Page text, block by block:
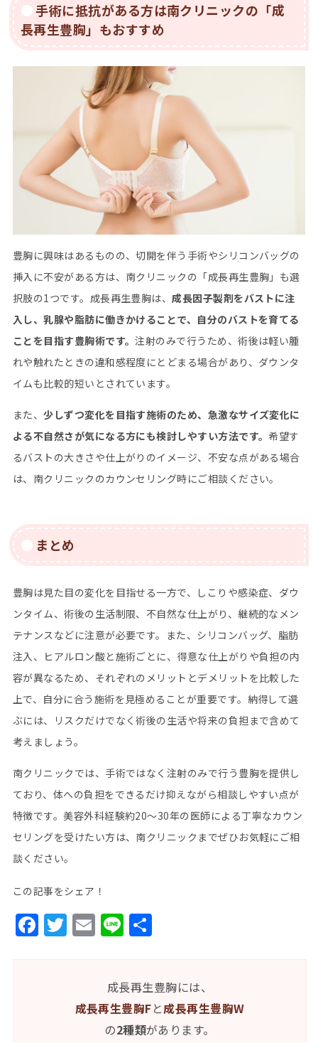
手術に抵抗がある方は南クリニックの「成
長再生豊胸」もおすすめ
豊胸に興味はあるものの、切開を伴う手術やシリコンバッグの
挿入に不安がある方は、南クリニックの「成長再生豊胸」も選
択肢の1 つです。成長再生豊胸は、成長因子製剤をバストに注
入し、乳腺や脂肪に働きかけることで、自分のバストを育てる
ことを目指す豊胸術です。注射のみで行うため、術後は軽い腫
れや触れたときの違和感程度にとどまる場合があり、ダウンタ
イムも比較的短いとされています。
また、少しずつ変化を目指す施術のため、急激なサイズ変化に
よる不自然さが気になる方にも検討しやすい方法です。希望す
るバストの大きさや仕上がりのイメージ、不安な点がある場合
は、南クリニックのカウンセリング時にご相談ください。
まとめ
豊胸は見た目の変化を目指せる一方で、しこりや感染症、ダウ
ンタイム、術後の生活制限、不自然な仕上がり、継続的なメン
テナンスなどに注意が必要です。また、シリコンバッグ、脂肪
注入、ヒアルロン酸と施術ごとに、得意な仕上がりや負担の内
容が異なるため、それぞれのメリットとデメリットを比較した
上で、自分に合う施術を見極めることが重要です。納得して選
ぶには、リスクだけでなく術後の生活や将来の負担まで含めて
考えましょう。
南クリニックでは、手術ではなく注射のみで行う豊胸を提供し
ており、体への負担をできるだけ抑えながら相談しやすい点が
特徴です。美容外科経験約20～30年の医師による丁寧なカウン
セリングを受けたい方は、南クリニックまでぜひお気軽にご相
談ください。
この記事をシェア！
Facebook
Twitter
Email
Line共
成長再生豊胸には、
成長再生豊胸Fと成長再生豊胸W
の2種類があります。